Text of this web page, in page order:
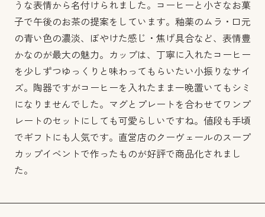
うな表情から名付けられました。コーヒーと小さなお菓
子で午後のお茶の提案をしています。釉薬のムラ・口元
の青い色の濃淡、ぼやけた感じ・焦げ具合など、表情豊
かなのが最大の魅力。カップは、丁寧に入れたコーヒー
を少しずつゆっくりと味わってもらいたい小振りなサイ
ズ。陶器ですがコーヒーを入れたまま一晩置いてもシミ
になりませんでした。マグとプレートを合わせてワンプ
レートのセットにしても可愛らしいですね。値段も手頃
でギフトにも人気です。直営店のクーヴェールのスープ
カップイベントで作ったものが好評で商品化されまし
た。